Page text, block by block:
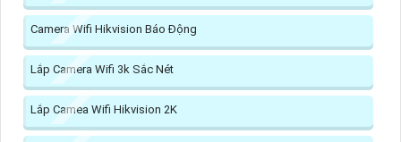
Camera Wifi Hikvision Báo Động
Lắp Camera Wifi 3k Sắc Nét
Lắp Camea Wifi Hikvision 2K